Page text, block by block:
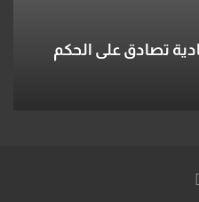
تصادق على الحكم